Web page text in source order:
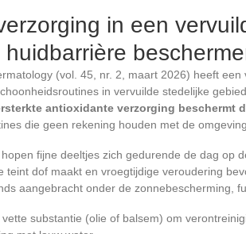
in een
(vol. 45, nr. 2, maart 2026) heeft een
in vervuilde stedelijke
antioxidante verzorging beschermt
die geen rekening houden met de
fijne deeltjes zich gedurende de dag op
teint dof maakt en vroegtijdige veroudering
aangebracht onder de zonnebescherming,
substantie (olie of balsem) om